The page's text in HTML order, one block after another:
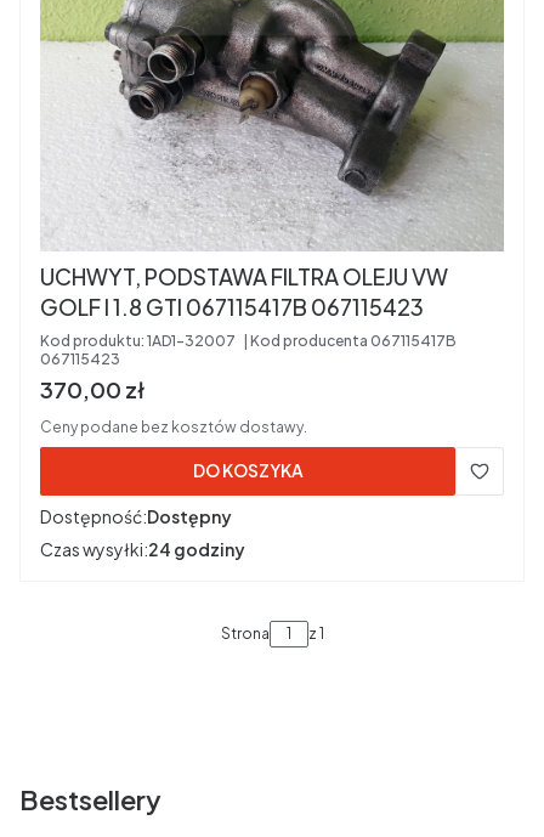
UCHWYT, PODSTAWA FILTRA OLEJU VW
GOLF I 1.8 GTI 067115417B 067115423
Kod produktu: 1AD1-32007 Kod producenta 067115417B
067115423
Cena brutto
370,00 zł
Ceny podane bez kosztów dostawy.
DO KOSZYKA
Dostępność:Dostępny
Czas wysyłki:24 godziny
Strona z 1
Bestsellery